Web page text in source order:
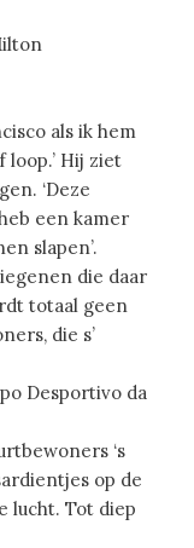
als ik hem
Hij ziet
‘Deze
een kamer
slapen’.
die daar
totaal geen
die s’
Desportivo da
‘s
op de
lucht. Tot diep